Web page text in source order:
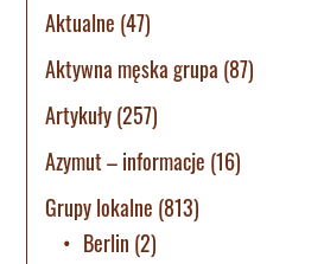
Aktualne (47)
Aktywna męska grupa (87)
Artykuły(257)
Azymut – informacje (16)
Grupy lokalne (813)
Berlin (2)